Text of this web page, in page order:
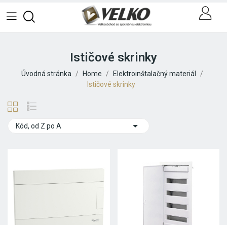
Ističové skrinky
Úvodná stránka Home
Elektroinštalačný materiál
Ističové skrinky
Kód, od Z po A 